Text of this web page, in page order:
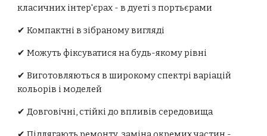
класичних інтер'єрах - в дуеті з портьєрами
✔ Компактні в зібраному вигляді
✔ Можуть фіксуватися на будь-якому рівні
✔ Виготовляються в широкому спектрі варіацій
кольорів і моделей
✔ Довговічні, стійкі до впливів середовища